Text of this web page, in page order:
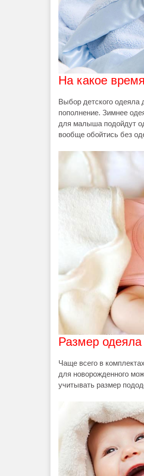
На какое
Выбор детского одеяла
пополнение. Зимнее
для малыша подойдут
вообще обойтись без
Размер
Чаще всего в
для новорожденного
учитывать размер